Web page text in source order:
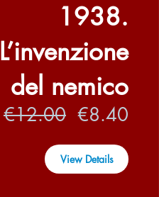
1938.
L’invenzione
del nemico
€12.00 Regular
€8.40
View Details